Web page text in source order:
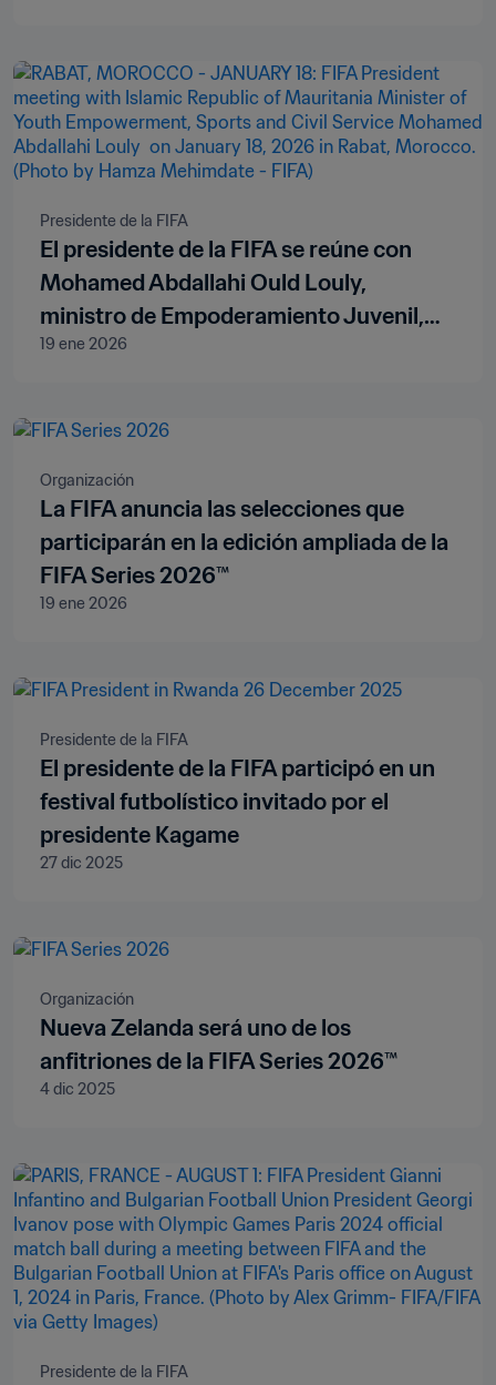
Presidente de la FIFA
El presidente de la FIFA se reúne con
Mohamed Abdallahi Ould Louly,
ministro de Empoderamiento Juvenil,
Deportes y Función Pública de
19 ene 2026
Organización
La FIFA anuncia las selecciones que
participarán en la edición ampliada de la
FIFA Series 2026™
19 ene 2026
Presidente de la FIFA
El presidente de la FIFA participó en un
festival futbolístico invitado por el
presidente Kagame
27 dic 2025
Organización
Nueva Zelanda será uno de los
anfitriones de la FIFA Series 2026™
4 dic 2025
Presidente de la FIFA